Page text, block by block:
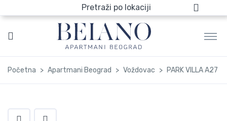
Pretraži po lokaciji
Početna Apartmani Beograd Voždovac PARK VILLA A27